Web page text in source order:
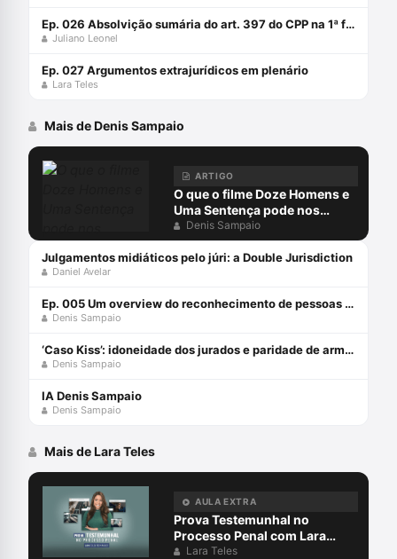
Ep. 026 Absolvição sumária do art. 397 do CPP na 1ª fase do rito do júri
Juliano Leonel
Ep. 027 Argumentos extrajurídicos em plenário
Lara Teles
Mais de Denis Sampaio
ARTIGO
O que o filme Doze Homens e
Uma Sentença pode nos
ensinar sobre inferência
probatória?
Denis Sampaio
Julgamentos midiáticos pelo júri: a Double Jurisdiction
Daniel Avelar
Ep. 005 Um overview do reconhecimento de pessoas no Brasil
Denis Sampaio
‘Caso Kiss’: idoneidade dos jurados e paridade de armas (Parte 1)
Denis Sampaio
IA Denis Sampaio
Denis Sampaio
Mais de Lara Teles
AULA EXTRA
Prova Testemunhal no
Processo Penal com Lara
Teles
Lara Teles